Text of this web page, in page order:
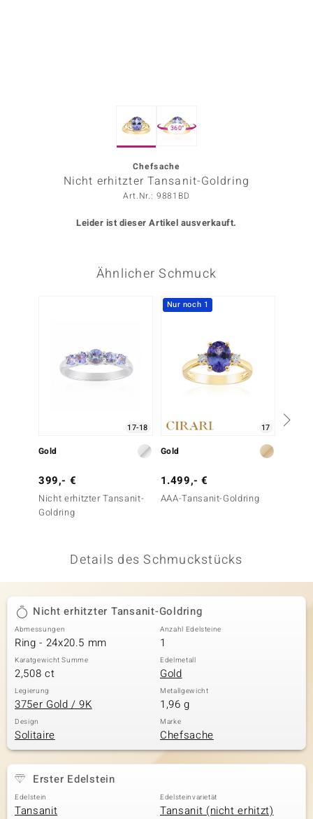
BY DE MELO
Classics
360°
Chefsache
Nicht erhitzter Tansanit-Goldring
Art.Nr.: 9881BD
Leider ist dieser Artikel ausverkauft.
Ähnlicher Schmuck
17-18
Gold
399,- €
Nicht erhitzter Tansanit-
Goldring
Nur noch 1
17
Gold
1.499,- €
AAA-Tansanit-Goldring
Details des Schmuckstücks
Nicht erhitzter Tansanit-Goldring
Abmessungen
Ring - 24x20.5 mm
Anzahl Edelsteine
1
Karatgewicht Summe
2,508 ct
Edelmetall
Gold
Legierung
375er Gold / 9K
Metallgewicht
1,96 g
Design
Solitaire
Marke
Chefsache
Erster Edelstein
Edelstein
Tansanit
Edelsteinvarietät
Tansanit (nicht erhitzt)